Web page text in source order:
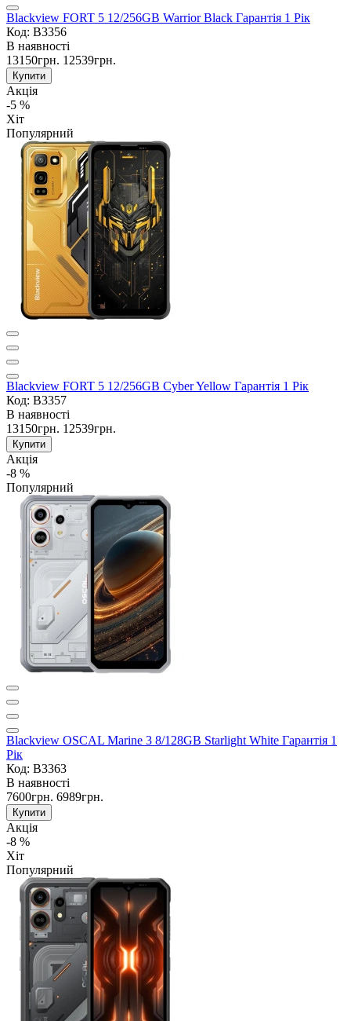
Blackview FORT 5 12/256GB Warrior Black Гарантія 1 Рік
Код: B3356
В наявності
13150грн. 12539грн.
Купити
Акція
-5 %
Хіт
Популярний
Blackview FORT 5 12/256GB Cyber Yellow Гарантія 1 Рік
Код: B3357
В наявності
13150грн. 12539грн.
Купити
Акція
-8 %
Популярний
Blackview OSCAL Marine 3 8/128GB Starlight White Гарантія 1
Рік
Код: B3363
В наявності
7600грн. 6989грн.
Купити
Акція
-8 %
Хіт
Популярний